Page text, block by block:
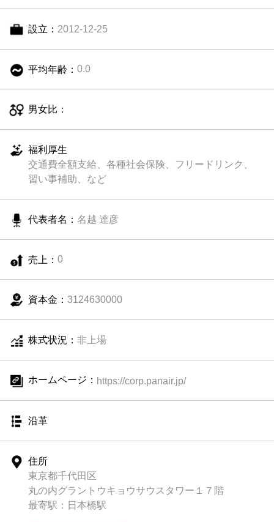
設立： 2012-12-25
平均年齢： 0.0
男女比：
福利厚生
交通費全額支給、各種社会保険、フリードリンク、
習い事補助、など
代表者名： 名越 達彦
売上： 0
資本金： 3124630000
株式状況： 非上場
ホームページ： https://corp.panair.jp/
沿革
住所
東京都千代田区
丸の内グラントウキョウサウスタワー１７階
最寄駅：日本橋駅